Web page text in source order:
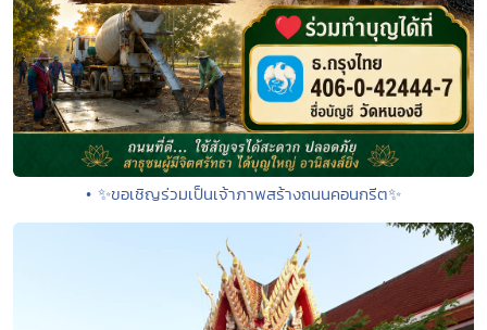
• ✨ขอเชิญร่วมเป็นเจ้าภาพสร้างถนนคอนกรีต✨